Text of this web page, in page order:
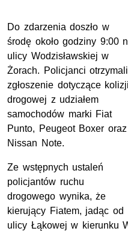
Do zdarzenia doszło w
środę około godziny 9:00
ulicy Wodzisławskiej w
Żorach. Policjanci otrzymali
zgłoszenie dotyczące kolizji
drogowej z udziałem
samochodów marki Fiat
Punto, Peugeot Boxer oraz
Nissan Note.
Ze wstępnych ustaleń
policjantów ruchu
drogowego wynika, że
kierujący Fiatem, jadąc od
ulicy Łąkowej w kierunku